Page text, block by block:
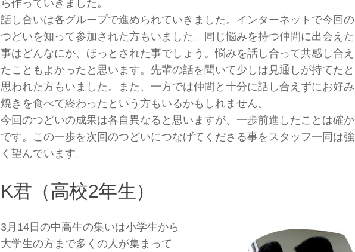
ら作っていきました。
話し合いは各グループで進められていきました。インターネットで今回の
つどいを知って参加された方もいました。同じ悩みを持つ仲間に出会えた
事はどんなにか、ほっとされた事でしょう。悩みを話し合って共感し合え
たこともよかったと思います。先輩の話を聞いて少しは見通しが持てたと
思われた方もいました。また、一方では仲間と十分に話し合えずにお好み
焼きを食べて終わったという方もいるかもしれません。
今回のつどいの成果は各自異なると思いますが、一歩前進したことは確か
です。この一歩を次回のつどいにつなげてくださる事をスタッフ一同は強
く望んでいます。
K君（高校2年生）
3月14日の中高生の集いは小学生から
大学生の方まで多くの人が集まって